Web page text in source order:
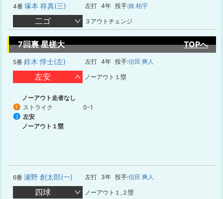
4番 塚本 柊真(三) 左打 4年 投手:姚 柏宇
二ゴ ３アウトチェンジ
7回裏 星槎大 TOPへ
5番 鈴木 惇士(左) 左打 4年 投手:信田 爽人
左安 ノーアウト１塁
ノーアウト走者なし
1 ストライク 0-1
2
左安
ノーアウト１塁
6番 瀬野 創太郎(一) 左打 3年 投手:信田 爽人
四球 ノーアウト１,２塁